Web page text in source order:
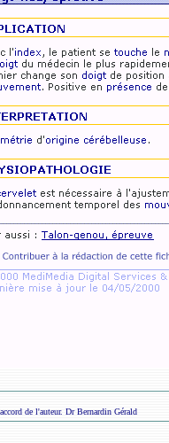
de l'auteur. Dr Bernardin Gérald